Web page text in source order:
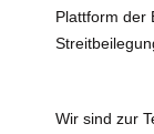
Plattform der
Wir sind zur